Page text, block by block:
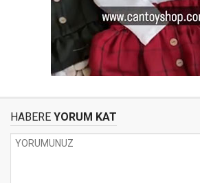
HABERE YORUM KAT